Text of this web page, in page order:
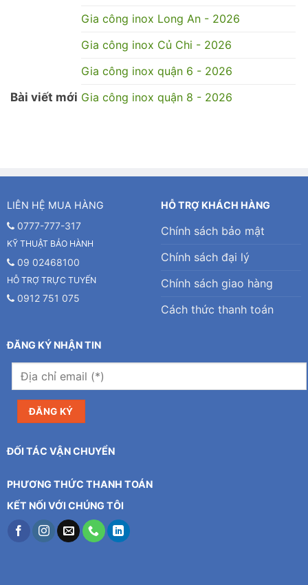
Bài viết mới
Gia công inox Long An - 2026
Gia công inox Củ Chi - 2026
Gia công inox quận 6 - 2026
Gia công inox quận 8 - 2026
LIÊN HỆ MUA HÀNG
0777-777-317
KỸ THUẬT BẢO HÀNH
09 02468100
HỖ TRỢ TRỰC TUYẾN
0912 751 075
HỖ TRỢ KHÁCH HÀNG
Chính sách bảo mật
Chính sách đại lý
Chính sách giao hàng
Cách thức thanh toán
ĐĂNG KÝ NHẬN TIN
ĐỐI TÁC VẬN CHUYỂN
PHƯƠNG THỨC THANH TOÁN
KẾT NỐI VỚI CHÚNG TÔI